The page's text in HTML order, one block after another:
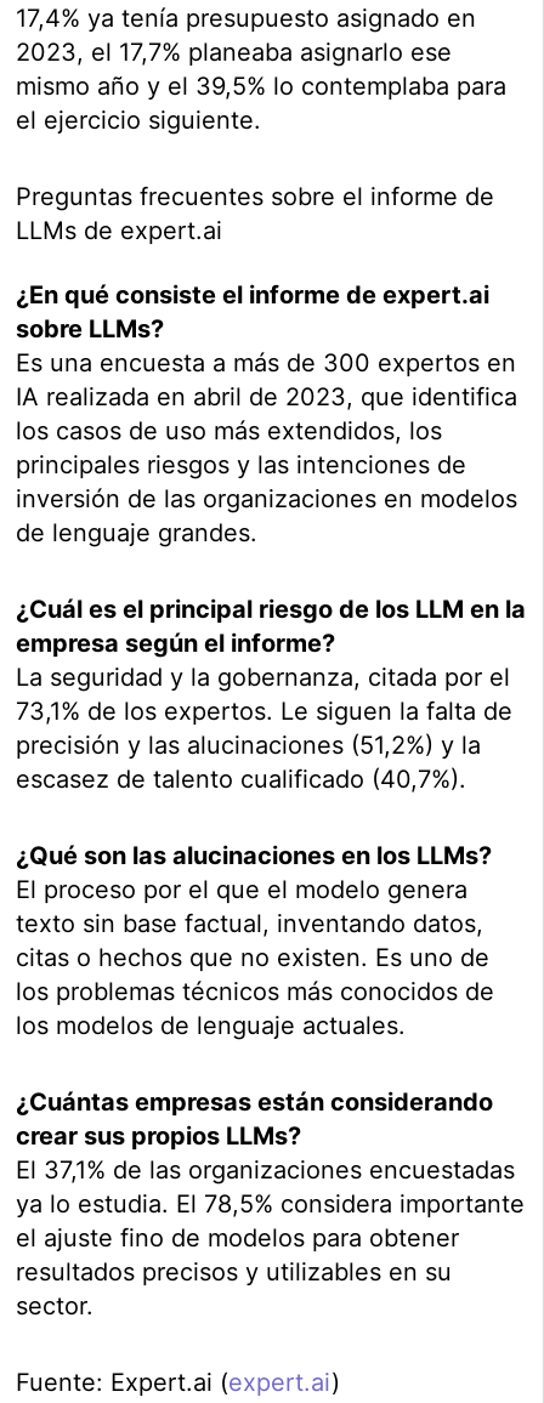
17,4% ya tenía presupuesto asignado en
2023, el 17,7% planeaba asignarlo ese
mismo año y el 39,5% lo contemplaba para
el ejercicio siguiente.
Preguntas frecuentes sobre el informe de
LLMs de expert.ai
¿En qué consiste el informe de expert.ai
sobre LLMs?
Es una encuesta a más de 300 expertos en
IA realizada en abril de 2023, que identifica
los casos de uso más extendidos, los
principales riesgos y las intenciones de
inversión de las organizaciones en modelos
de lenguaje grandes.
¿Cuál es el principal riesgo de los LLM en la
empresa según el informe?
La seguridad y la gobernanza, citada por el
73,1% de los expertos. Le siguen la falta de
precisión y las alucinaciones (51,2%) y la
escasez de talento cualificado (40,7%).
¿Qué son las alucinaciones en los LLMs?
El proceso por el que el modelo genera
texto sin base factual, inventando datos,
citas o hechos que no existen. Es uno de
los problemas técnicos más conocidos de
los modelos de lenguaje actuales.
¿Cuántas empresas están considerando
crear sus propios LLMs?
El 37,1% de las organizaciones encuestadas
ya lo estudia. El 78,5% considera importante
el ajuste fino de modelos para obtener
resultados precisos y utilizables en su
sector.
Fuente: Expert.ai (expert.ai)